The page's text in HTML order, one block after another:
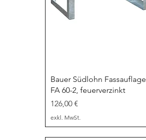
Schnellansicht
Bauer Südlohn Fassauflage
FA 60-2, feuerverzinkt
Preis
126,00 €
exkl. MwSt.